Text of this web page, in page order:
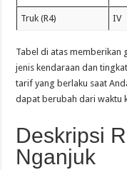
Truk (R4) IV
Tabel di atas
jenis kendaraan dan
tarif yang berlaku saat
dapat berubah dari waktu
Deskripsi
Nganjuk